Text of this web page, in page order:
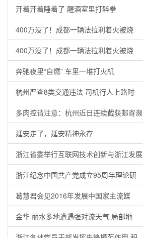
开着开着睡着了 醒酒室里打醉拳
400万没了！成都一辆法拉利着火被烧
400万没了！成都一辆法拉利着火被烧
奔驰夜里“自燃” 车里一堆打火机
杭州严查8类交通违法 司机行人上路时
多肉控请注意：杭州近日连续截获邮寄濒
延安走了，延安精神永存
浙江省委举行互联网技术创新与浙江发展
浙江纪念中国共产党成立95周年理论研
葛慧君会见2016年发展中国家主流媒
金华 丽水多地遭遇强对流天气 局部地